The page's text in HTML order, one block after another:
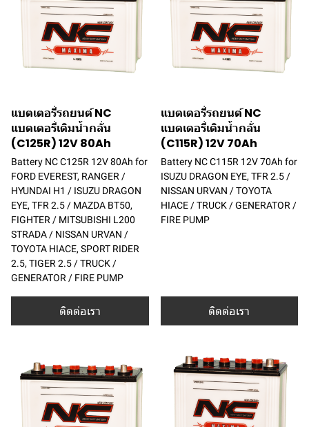
แบตเตอรี่รถยนต์ NC
แบตเตอรี่เติมน้ำกลั่น
(C125R) 12V 80Ah
Battery NC C125R 12V 80Ah for
FORD EVEREST, RANGER /
HYUNDAI H1 / ISUZU DRAGON
EYE, TFR 2.5 / MAZDA BT50,
FIGHTER / MITSUBISHI L200
STRADA / NISSAN URVAN /
TOYOTA HIACE, SPORT RIDER
2.5, TIGER 2.5 / TRUCK /
GENERATOR / FIRE PUMP
ติดต่อเรา
แบตเตอรี่รถยนต์ NC
แบตเตอรี่เติมน้ำกลั่น
(C115R) 12V 70Ah
Battery NC C115R 12V 70Ah for
ISUZU DRAGON EYE, TFR 2.5 /
NISSAN URVAN / TOYOTA
HIACE / TRUCK / GENERATOR /
FIRE PUMP
ติดต่อเรา